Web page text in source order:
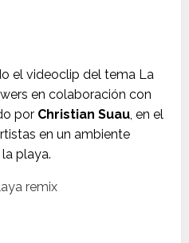
el videoclip del tema La
en colaboración con
por Christian Suau, en el
en un ambiente
playa.